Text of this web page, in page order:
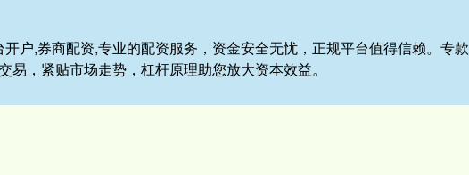
户,券商配资,专业的配资服务，资金安全无忧，正规平台值得信赖。专款
易，紧贴市场走势，杠杆原理助您放大资本效益。